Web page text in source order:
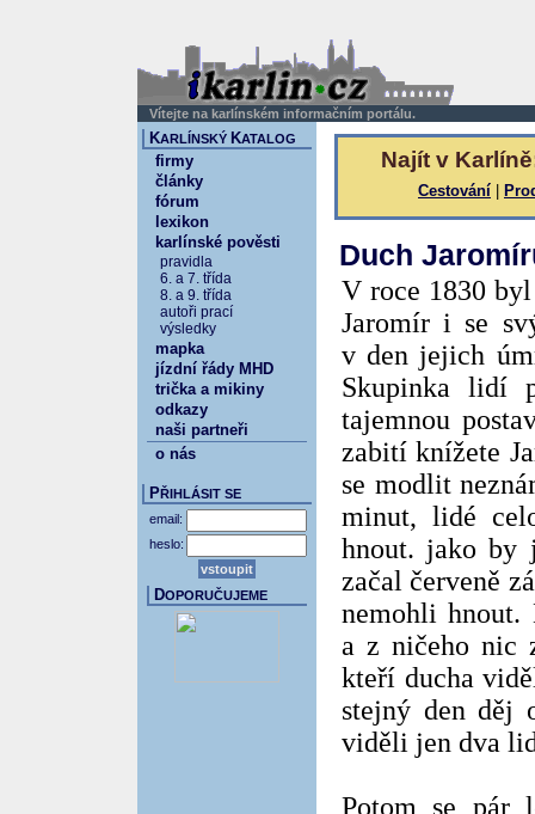
Vítejte na karlínském informačním portálu.
Najít v
Cestování
Duch
V roce 1830
Jaromír i se
v den jejich
Skupinka lidí
tajemnou
zabití knížete
se modlit
minut, lidé
hnout. jako by
začal červeně
nemohli hnout.
a z ničeho nic
kteří ducha
stejný den děj
viděli jen dva
Potom se pár
KARLÍNSKÝ KATALOG
firmy
články
fórum
lexikon
karlínské pověsti
pravidla
6. a 7. třída
8. a 9. třída
autoři prací
výsledky
mapka
jízdní řády MHD
trička a mikiny
odkazy
naši partneři
o nás
PŘIHLÁSIT SE
email:
heslo:
DOPORUČUJEME